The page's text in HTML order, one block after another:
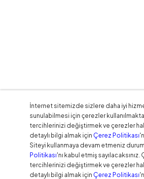
İnternet sitemizde sizlere daha iyi
sunulabilmesi için çerezler
tercihlerinizi değiştirmek ve çerezler
detaylı bilgi almak için Çerez Politikası
Siteyi kullanmaya devam etmeniz
Politikası'nı kabul etmiş sayılacaksınız.
tercihlerinizi değiştirmek ve çerezler
detaylı bilgi almak için Çerez Politikası